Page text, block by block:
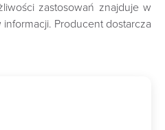
zastosowań znajduje w
Producent dostarcza